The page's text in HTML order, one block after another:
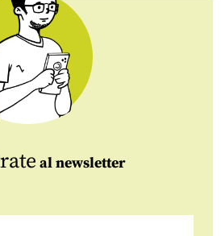
al newsletter